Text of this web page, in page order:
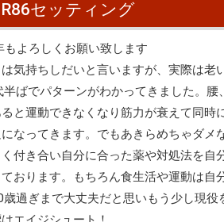
セッティング
もよろしくお願い致します
気持ちしだいと言いますが、実際は老
半ばでパターンがわかってきました。腰
と運動できなくなり筋力が衰えて同時
なってきます。でもあきらめちゃダメ
く付き合い自分に合った薬や対処法を自
おります。もちろん食生活や運動は自
歳過ぎまで大丈夫だと思いもう少し現役